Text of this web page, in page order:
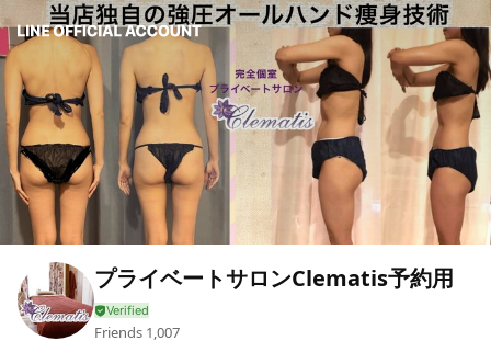
プライベートサロンClematis予約用
Friends 1,007